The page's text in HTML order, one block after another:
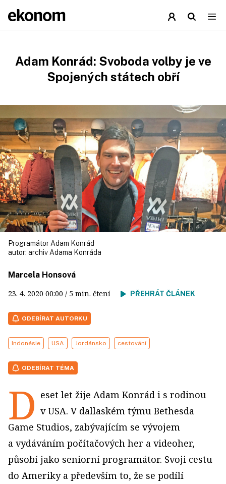
Adam Konrád: Svoboda volby je ve
Spojených státech obří
Programátor Adam Konrád
autor: archiv Adama Konráda
Marcela Honsová
23. 4. 2020 00:00 / 5 min. čtení PŘEHRÁT ČLÁNEK
ODEBÍRAT AUTORKU
Indonésie USA Jordánsko cestování
ODEBÍRAT TÉMA
D eset let žije Adam Konrád i s rodinou
v USA. V dallaském týmu Bethesda
Game Studios, zabývajícím se vývojem
a vydáváním počítačových her a videoher,
působí jako seniorní programátor. Svoji cestu
do Ameriky a především to, že se podílí